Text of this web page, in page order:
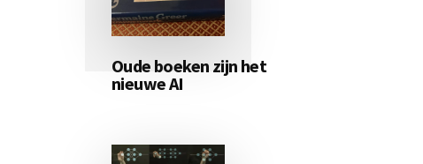
Oude boeken zijn het
nieuwe AI